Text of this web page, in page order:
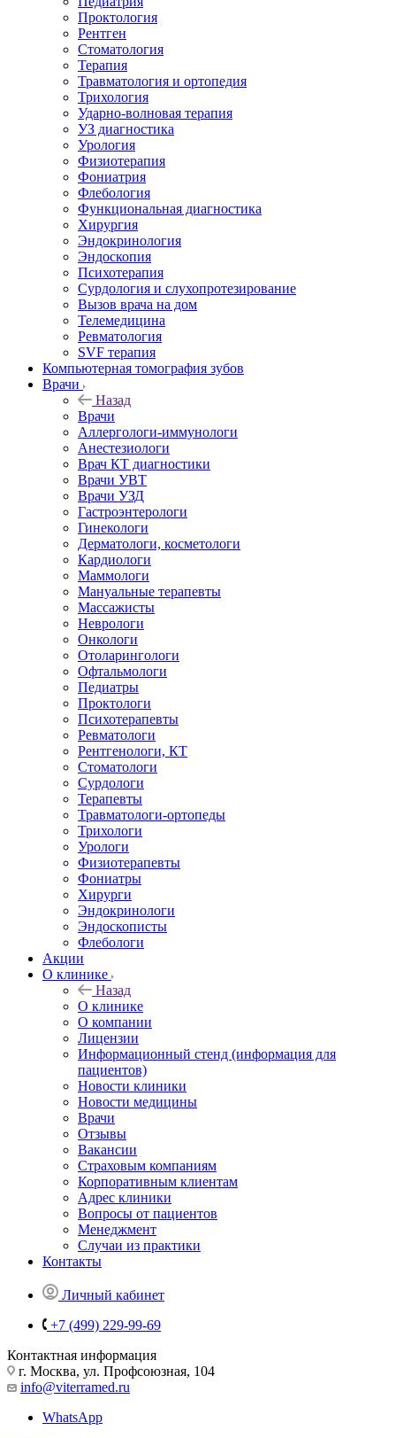
Проктология
Рентген
Стоматология
Терапия
Травматология и ортопедия
Трихология
Ударно-волновая терапия
УЗ диагностика
Урология
Физиотерапия
Фониатрия
Флебология
Функциональная диагностика
Хирургия
Эндокринология
Эндоскопия
Психотерапия
Сурдология и слухопротезирование
Вызов врача на дом
Телемедицина
Ревматология
SVF терапия
Компьютерная томография зубов
Врачи
Назад
Врачи
Аллергологи-иммунологи
Анестезиологи
Врач КТ диагностики
Врачи УВТ
Врачи УЗД
Гастроэнтерологи
Гинекологи
Дерматологи, косметологи
Кардиологи
Маммологи
Мануальные терапевты
Массажисты
Неврологи
Онкологи
Отоларингологи
Офтальмологи
Педиатры
Проктологи
Психотерапевты
Ревматологи
Рентгенологи, КТ
Стоматологи
Сурдологи
Терапевты
Травматологи-ортопеды
Трихологи
Урологи
Физиотерапевты
Фониатры
Хирурги
Эндокринологи
Эндоскописты
Флебологи
Акции
О клинике
Назад
О клинике
О компании
Лицензии
Информационный стенд (информация для
пациентов)
Новости клиники
Новости медицины
Врачи
Отзывы
Вакансии
Страховым компаниям
Корпоративным клиентам
Адрес клиники
Вопросы от пациентов
Менеджмент
Случаи из практики
Контакты
Личный кабинет
+7 (499) 229-99-69
Контактная информация
г. Москва, ул. Профсоюзная, 104
info@viterramed.ru
WhatsApp